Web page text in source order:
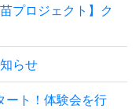
プロジェクト】ク
らせ
ート！体験会を行